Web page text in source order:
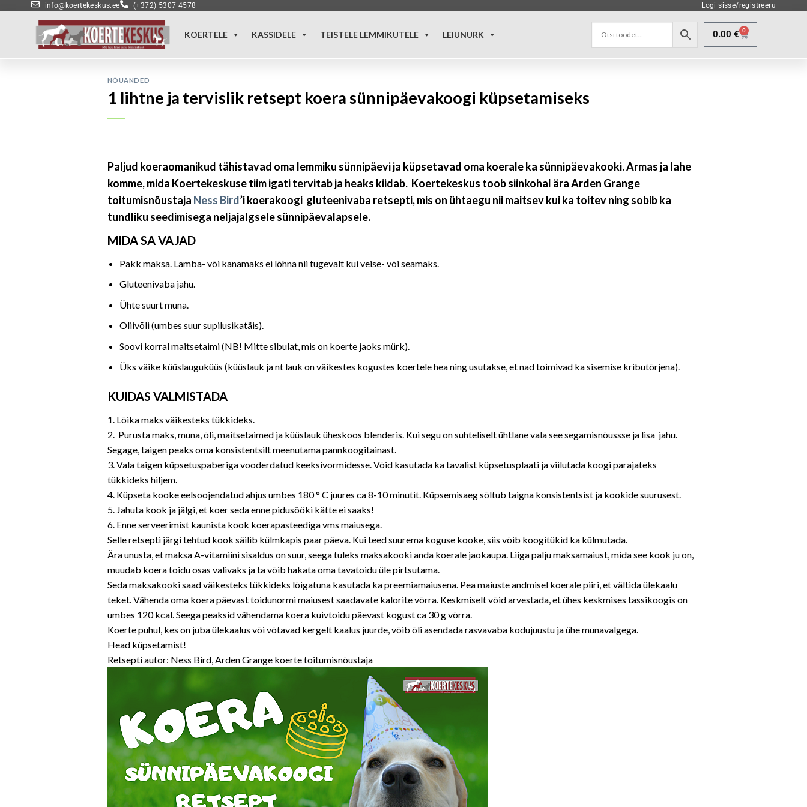
info@koertekeskus.ee (+372) 5307 4578 Logi sisse/registreeru
KOERTELE KASSIDELE TEISTELE LEMMIKUTELE LEIUNURK 0.00 € 0
NÕUANDED
1 lihtne ja tervislik retsept koera sünnipäevakoogi küpsetamiseks
Paljud koeraomanikud tähistavad oma lemmiku sünnipäevi ja küpsetavad oma koerale ka sünnipäevakooki. Armas ja lahe
komme, mida Koertekeskuse tiim igati tervitab ja heaks kiidab. Koertekeskus toob siinkohal ära Arden Grange
toitumisnõustaja Ness Bird’i koerakoogi gluteenivaba retsepti, mis on ühtaegu nii maitsev kui ka toitev ning sobib ka
tundliku seedimisega neljajalgsele sünnipäevalapsele.
MIDA SA VAJAD
Pakk maksa. Lamba- või kanamaks ei lõhna nii tugevalt kui veise- või seamaks.
Gluteenivaba jahu.
Ühte suurt muna.
Oliivõli (umbes suur supilusikatäis).
Soovi korral maitsetaimi (NB! Mitte sibulat, mis on koerte jaoks mürk).
Üks väike küüslauguküüs (küüslauk ja nt lauk on väikestes kogustes koertele hea ning usutakse, et nad toimivad ka sisemise kributõrjena).
KUIDAS VALMISTADA
1. Lõika maks väikesteks tükkideks.
2. Purusta maks, muna, õli, maitsetaimed ja küüslauk üheskoos blenderis. Kui segu on suhteliselt ühtlane vala see segamisnõussse ja lisa jahu.
Segage, taigen peaks oma konsistentsilt meenutama pannkoogitainast.
3. Vala taigen küpsetuspaberiga vooderdatud keeksivormidesse. Võid kasutada ka tavalist küpsetusplaati ja viilutada koogi parajateks
tükkideks hiljem.
4. Küpseta kooke eelsoojendatud ahjus umbes 180 ° C juures ca 8-10 minutit. Küpsemisaeg sõltub taigna konsistentsist ja kookide suurusest.
5. Jahuta kook ja jälgi, et koer seda enne pidusööki kätte ei saaks!
6. Enne serveerimist kaunista kook koerapasteediga vms maiusega.
Selle retsepti järgi tehtud kook säilib külmkapis paar päeva. Kui teed suurema koguse kooke, siis võib koogitükid ka külmutada.
Ära unusta, et maksa A-vitamiini sisaldus on suur, seega tuleks maksakooki anda koerale jaokaupa. Liiga palju maksamaiust, mida see kook ju on,
muudab koera toidu osas valivaks ja ta võib hakata oma tavatoidu üle pirtsutama.
Seda maksakooki saad väikesteks tükkideks lõigatuna kasutada ka preemiamaiusena. Pea maiuste andmisel koerale piiri, et vältida ülekaalu
teket. Vähenda oma koera päevast toidunormi maiusest saadavate kalorite võrra. Keskmiselt võid arvestada, et ühes keskmises tassikoogis on
umbes 120 kcal. Seega peaksid vähendama koera kuivtoidu päevast kogust ca 30 g võrra.
Koerte puhul, kes on juba ülekaalus või võtavad kergelt kaalus juurde, võib õli asendada rasvavaba kodujuustu ja ühe munavalgega.
Head küpsetamist!
Retsepti autor: Ness Bird, Arden Grange koerte toitumisnõustaja